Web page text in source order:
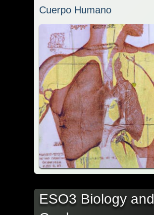
Cuerpo Humano
ESO3 Biology and